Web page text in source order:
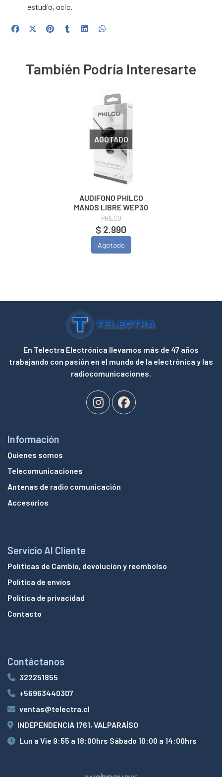
estudio, ocio.
También Podría Interesarte
AGOTADO
AUDIFONO PHILCO
MANOS LIBRE WEP30
PHILCO
$ 2.990
Agotado
En Telectra Electrónica llevamos más de 47 años
trabajando con pasión en el mundo de la electrónica y las
radiocomunicaciones.
Información
Quienes somos
Telecomunicaciones
Antenas de radio comunicación
Accesorios
Servicio Al Cliente
Políticas de Cambio, devolución y reembolso
Política de envíos
Política de privacidad
Contacto
Contáctanos
322251855
+56963440307
ventas@telectra.cl
INDEPENDENCIA 1761, VALPARAÍSO
Lun a Vie 9:55 a 18:00hrs Sábado 10:00 a 14:00hrs